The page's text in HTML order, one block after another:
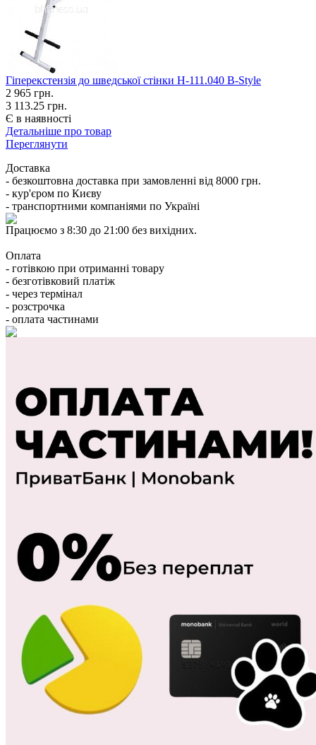
Гіперекстензія до шведської стінки H-111.040 B-Style
2 965 грн.
3 113.25 грн.
Є в наявності
Детальніше про товар
Переглянути
Доставка
- безкоштовна доставка при замовленні від 8000 грн.
- кур'єром по Києву
- транспортними компаніями по Україні
Працюємо з 8:30 до 21:00 без вихідних.
Оплата
- готівкою при отриманні товару
- безготівковий платіж
- через термінал
- розстрочка
- оплата частинами